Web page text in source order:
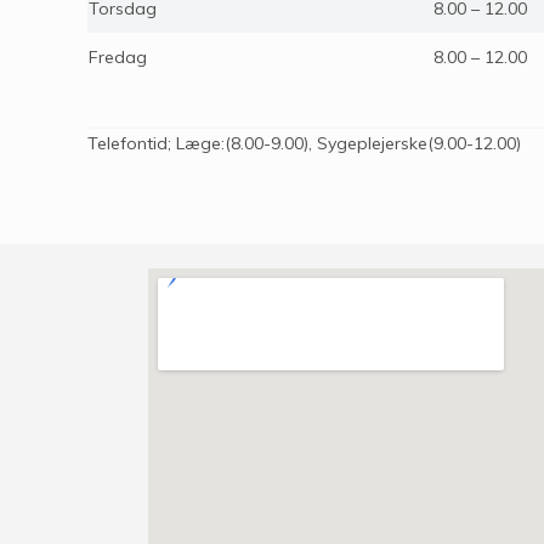
Torsdag 8.00 – 12.00
Fredag 8.00 – 12.00
Telefontid; Læge:(8.00-9.00), Sygeplejerske(9.00-12.00)